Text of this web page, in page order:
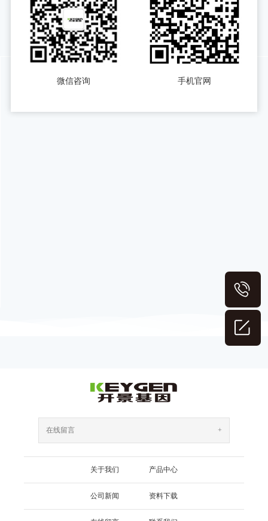
微信咨询 手机官网
在线留言 +
关于我们 产品中心
公司新闻 资料下载